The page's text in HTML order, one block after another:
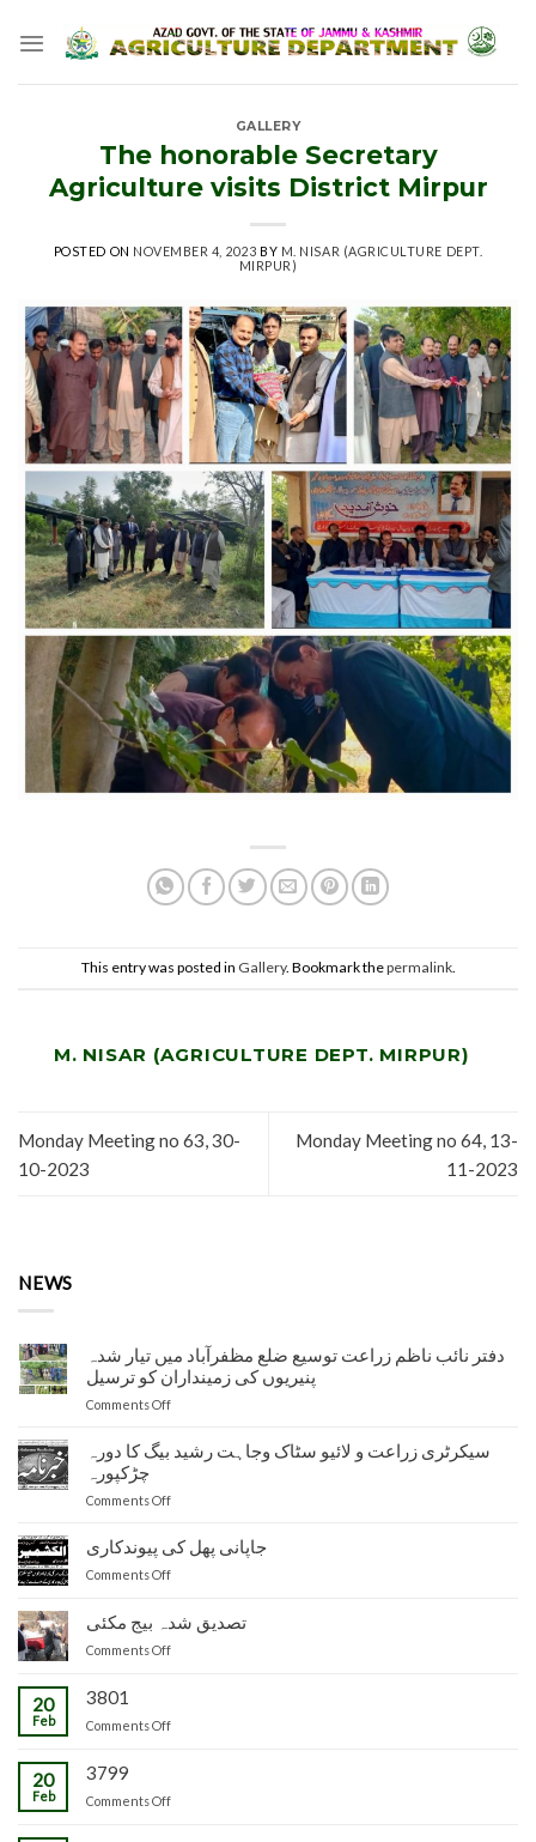
GALLERY
The honorable Secretary
Agriculture visits District Mirpur
POSTED ON NOVEMBER 4, 2023 BY M. NISAR (AGRICULTURE DEPT.
MIRPUR)
This entry was posted in Gallery. Bookmark thepermalink.
M. NISAR (AGRICULTURE DEPT. MIRPUR)
Monday Meeting no 63, 30-
10-2023
Monday Meeting no 64, 13-
11-2023
NEWS
دفتر نائب ناظم زراعت توسیع ضلع مظفرآباد میں تیار شدہ
پنیریوں کی زمینداران کو ترسیل
Comments Offon
ناظم
توسیع
مظفرآباد
پنیریوں
کی
سیکرٹری زراعت و لائیو سٹاک وجاہت رشید بیگ کا دورہ
چڑکپورہ
Comments Offon
زراعت
و
وجاہت
چڑکپورہ
جاپانی پھل کی پیوندکاری
Comments Offon
کی
پیوندکاری
تصدیق شدہ بیج مکئی
Comments Offon
مکئی
20
Feb
3801
Comments Offon
20
Feb
3799
Comments Offon